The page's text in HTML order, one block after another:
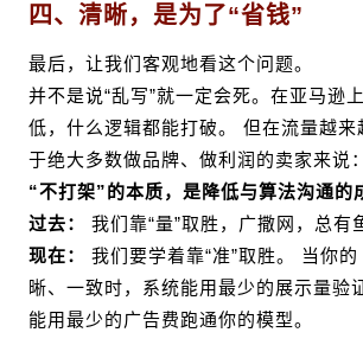
四、清晰，是为了“省钱”
最后，让我们客观地看这个问题。
并不是说“乱写”就一定会死。在亚马逊
低，什么逻辑都能打破。 但在流量越来
于绝大多数做品牌、做利润的卖家来说：
“不打架”的本质，是降低与算法沟通的
过去：
我们靠“量”取胜，广撒网，总有
现在：
我们要学着靠“准”取胜。 当你
晰、一致时，系统能用最少的展示量验
能用最少的广告费跑通你的模型。